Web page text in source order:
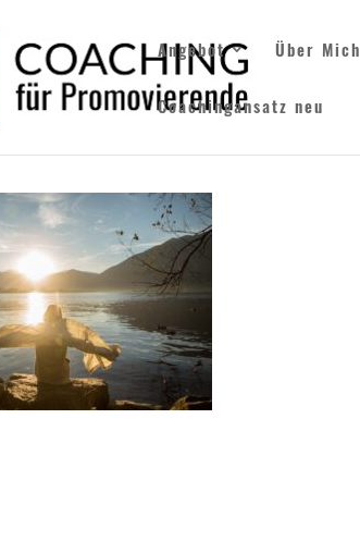
Angebot Über Mich
Coachingansatz neu